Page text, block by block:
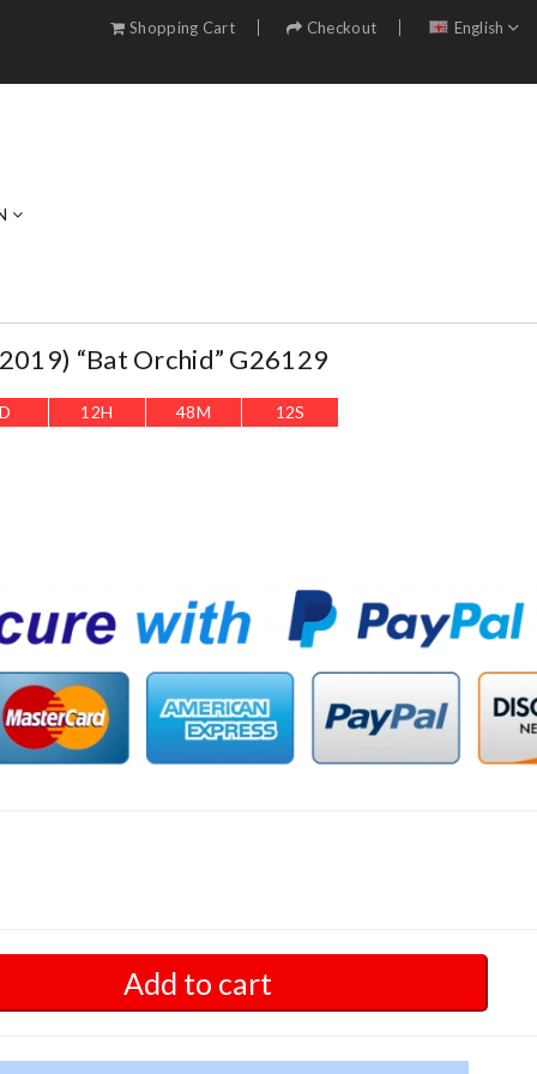
Shopping Cart Checkout English
“Bat Orchid” G26129
12H 48M 11S
Add to cart